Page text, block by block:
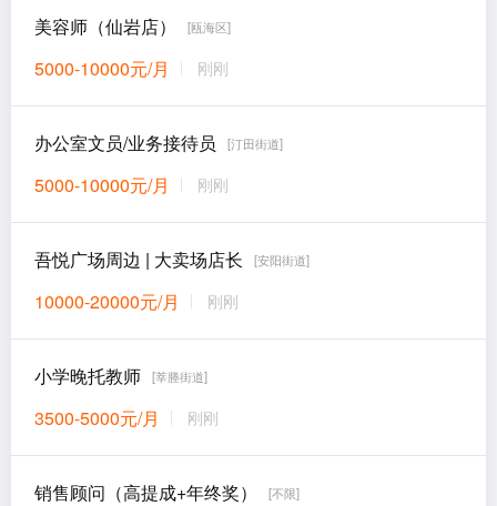
美容师（仙岩店） [瓯海区]
5000-10000元/月 刚刚
办公室文员/业务接待员 [汀田街道]
5000-10000元/月 刚刚
吾悦广场周边 | 大卖场店长 [安阳街道]
10000-20000元/月 刚刚
小学晚托教师 [莘塍街道]
3500-5000元/月 刚刚
销售顾问（高提成+年终奖） [不限]